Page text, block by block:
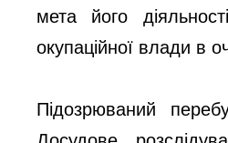
мета його
окупаційної влади в
Підозрюваний